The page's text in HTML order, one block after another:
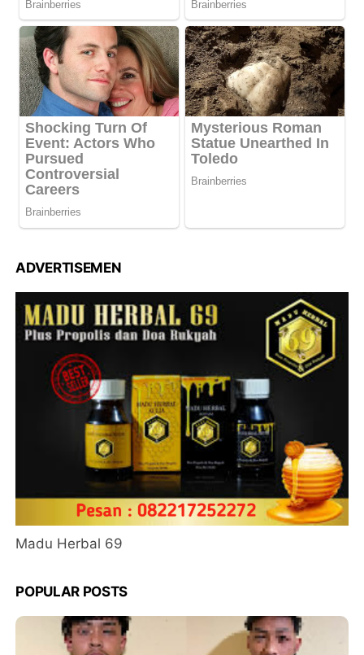
ADVERTISEMEN
Madu Herbal 69
POPULAR POSTS